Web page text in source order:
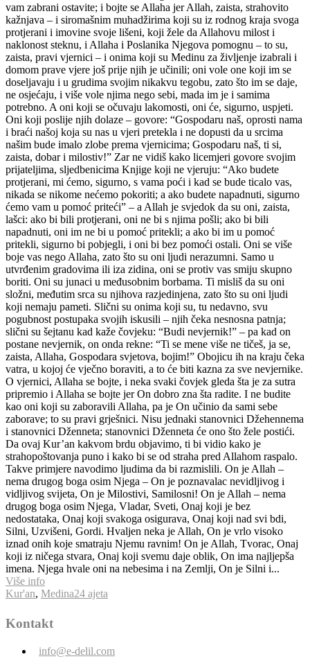
vam zabrani ostavite; i bojte se Allaha jer Allah, zaista, strahovito
kažnjava – i siromašnim muhadžirima koji su iz rodnog kraja svoga
protjerani i imovine svoje lišeni, koji žele da Allahovu milost i
naklonost steknu, i Allaha i Poslanika Njegova pomognu – to su,
zaista, pravi vjernici – i onima koji su Medinu za življenje izabrali i
domom prave vjere još prije njih je učinili; oni vole one koji im se
doseljavaju i u grudima svojim nikakvu tegobu, zato što im se daje,
ne osjećaju, i više vole njima nego sebi, mada im je i samima
potrebno. A oni koji se očuvaju lakomosti, oni će, sigurno, uspjeti.
Oni koji poslije njih dolaze – govore: “Gospodaru naš, oprosti nama
i braći našoj koja su nas u vjeri pretekla i ne dopusti da u srcima
našim bude imalo zlobe prema vjernicima; Gospodaru naš, ti si,
zaista, dobar i milostiv!” Zar ne vidiš kako licemjeri govore svojim
prijateljima, sljedbenicima Knjige koji ne vjeruju: “Ako budete
protjerani, mi ćemo, sigurno, s vama poći i kad se bude ticalo vas,
nikada se nikome nećemo pokoriti; a ako budete napadnuti, sigurno
ćemo vam u pomoć priteći” – a Allah je svjedok da su oni, zaista,
lašci: ako bi bili protjerani, oni ne bi s njima pošli; ako bi bili
napadnuti, oni im ne bi u pomoć pritekli; a ako bi im u pomoć
pritekli, sigurno bi pobjegli, i oni bi bez pomoći ostali. Oni se više
boje vas nego Allaha, zato što su oni ljudi nerazumni. Samo u
utvrđenim gradovima ili iza zidina, oni se protiv vas smiju skupno
boriti. Oni su junaci u međusobnim borbama. Ti misliš da su oni
složni, međutim srca su njihova razjedinjena, zato što su oni ljudi
koji nemaju pameti. Slični su onima koji su, tu nedavno, svu
pogubnost postupaka svojih iskusili – njih čeka nesnosna patnja;
slični su šejtanu kad kaže čovjeku: “Budi nevjernik!” – pa kad on
postane nevjernik, on onda rekne: “Ti se mene više ne tičeš, ja se,
zaista, Allaha, Gospodara svjetova, bojim!” Obojicu ih na kraju čeka
vatra, u kojoj će vječno boraviti, a to će biti kazna za sve nevjernike.
O vjernici, Allaha se bojte, i neka svaki čovjek gleda šta je za sutra
pripremio i Allaha se bojte jer On dobro zna šta radite. I ne budite
kao oni koji su zaboravili Allaha, pa je On učinio da sami sebe
zaborave; to su pravi grješnici. Nisu jednaki stanovnici Džehennema
i stanovnici Dženneta; stanovnici Dženneta će ono što žele postići.
Da ovaj Kur’an kakvom brdu objavimo, ti bi vidio kako je
strahopoštovanja puno i kako bi se od straha pred Allahom raspalo.
Takve primjere navodimo ljudima da bi razmislili. On je Allah –
nema drugog boga osim Njega – On je poznavalac nevidljivog i
vidljivog svijeta, On je Milostivi, Samilosni! On je Allah – nema
drugog boga osim Njega, Vladar, Sveti, Onaj koji je bez
nedostataka, Onaj koji svakoga osigurava, Onaj koji nad svi bdi,
Silni, Uzvišeni, Gordi. Hvaljen neka je Allah, On je vrlo visoko
iznad onih koje smatraju Njemu ravnim! On je Allah, Tvorac, Onaj
koji iz ničega stvara, Onaj koji svemu daje oblik, On ima najljepša
imena. Njega hvale oni na nebesima i na Zemlji, On je Silni i...
Više info
Kur'an, Medina24 ajeta
Kontakt
info@e-delil.com